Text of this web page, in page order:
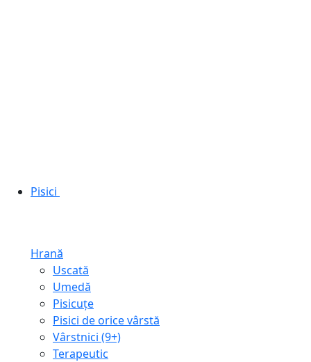
Pisici
Hrană
Uscată
Umedă
Pisicuțe
Pisici de orice vârstă
Vârstnici (9+)
Terapeutic